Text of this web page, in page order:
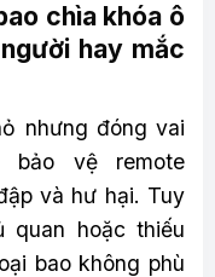
chìa khóa ô
hay mắc
nhưng đóng vai
bảo vệ remote
và hư hại. Tuy
quan hoặc thiếu
bao không phù